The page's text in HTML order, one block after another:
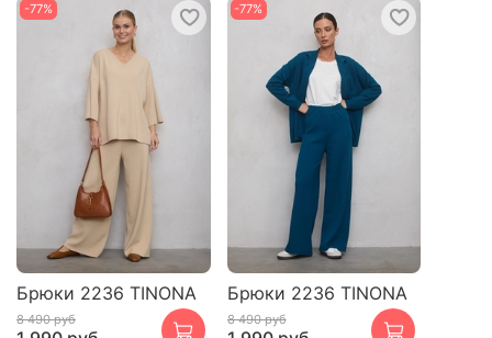
-77%
Брюки 2236 TINONA
8 490 руб
-77%
Брюки 2236 TINONA
8 490 руб